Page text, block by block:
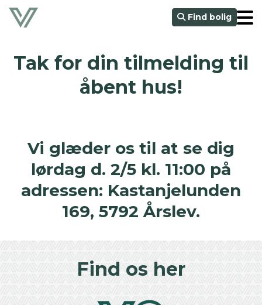
Find bolig
Tak for din tilmelding til
åbent hus!
Vi glæder os til at se dig
lørdag d. 2/5 kl. 11:00 på
adressen: Kastanjelunden
169, 5792 Årslev.
Find os her